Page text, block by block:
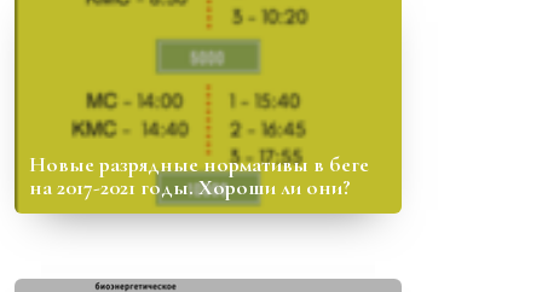
Новые разрядные нормативы в беге
на 2017-2021 годы. Хороши ли они?